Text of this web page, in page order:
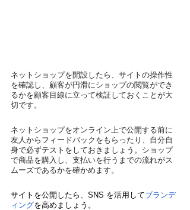
ネットショップを開設したら、サイトの操作性
を確認し、顧客が円滑にショップの閲覧ができ
るかを顧客目線に立って検証しておくことが大
切です。
ネットショップをオンライン上で公開する前に
友人からフィードバックをもらったり、自分自
身で必ずテストをしておきましょう。ショップ
で商品を購入し、支払いを行うまでの流れがス
ムーズであるかを確かめます。
サイトを公開したら、SNS を活用してブランデ
ィングを高めましょう。